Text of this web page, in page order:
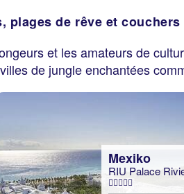
plages de rêve et
et les amateurs de
de jungle enchantées
Mexiko
RIU Palace